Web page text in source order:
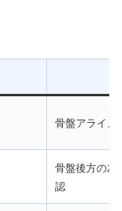
骨盤アライメ
骨盤後方の左
認